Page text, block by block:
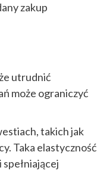
zakup
utrudnić
może ograniczyć
takich jak
Taka elastyczność